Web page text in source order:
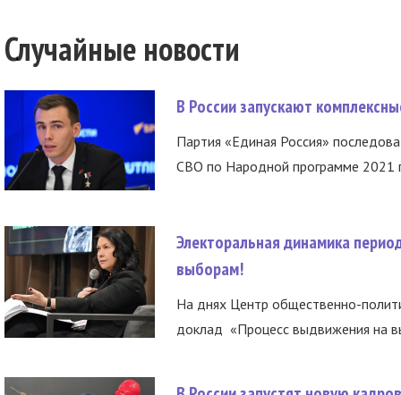
Случайные новости
В России запускают
Партия «Единая Россия»
СВО по Народной программе 2021
Электоральная динамика
выборам!
На днях Центр общественно-
доклад «Процесс выдвижения на